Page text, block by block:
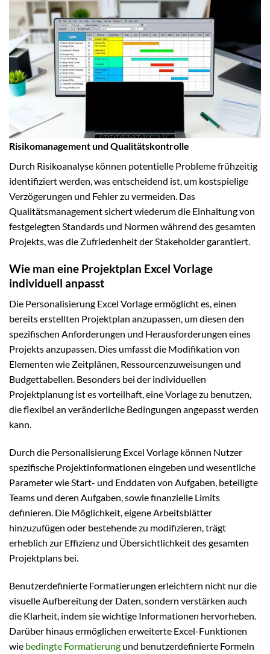
Risikomanagement und Qualitätskontrolle
Durch Risikoanalyse können potentielle Probleme frühzeitig
identifiziert werden, was entscheidend ist, um kostspielige
Verzögerungen und Fehler zu vermeiden. Das
Qualitätsmanagement sichert wiederum die Einhaltung von
festgelegten Standards und Normen während des gesamten
Projekts, was die Zufriedenheit der Stakeholder garantiert.
Wie man eine Projektplan Excel Vorlage
individuell anpasst
Die Personalisierung Excel Vorlage ermöglicht es, einen
bereits erstellten Projektplan anzupassen, um diesen den
spezifischen Anforderungen und Herausforderungen eines
Projekts anzupassen. Dies umfasst die Modifikation von
Elementen wie Zeitplänen, Ressourcenzuweisungen und
Budgettabellen. Besonders bei der individuellen
Projektplanung ist es vorteilhaft, eine Vorlage zu benutzen,
die flexibel an veränderliche Bedingungen angepasst werden
kann.
Durch die Personalisierung Excel Vorlage können Nutzer
spezifische Projektinformationen eingeben und wesentliche
Parameter wie Start- und Enddaten von Aufgaben, beteiligte
Teams und deren Aufgaben, sowie finanzielle Limits
definieren. Die Möglichkeit, eigene Arbeitsblätter
hinzuzufügen oder bestehende zu modifizieren, trägt
erheblich zur Effizienz und Übersichtlichkeit des gesamten
Projektplans bei.
Benutzerdefinierte Formatierungen erleichtern nicht nur die
visuelle Aufbereitung der Daten, sondern verstärken auch
die Klarheit, indem sie wichtige Informationen hervorheben.
Darüber hinaus ermöglichen erweiterte Excel-Funktionen
wie bedingte Formatierung und benutzerdefinierte Formeln